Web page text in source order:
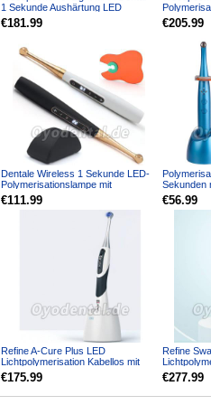
1 Sekunde Aushärtung LED
Polymerisationslampe Meta...
€181.99
Sek.
€205.99
Dentale Wireless 1 Sekunde LED-
Polymerisationslampe mit
Karieserkennung 6 Modi 1...
€111.99
Sekunden
㎡
€56.99
Refine A-Cure Plus LED
Lichtpolymerisation Kabellos mit
Lichtmessgerät & Kariese...
€175.99
Refine
Breites
€277.99